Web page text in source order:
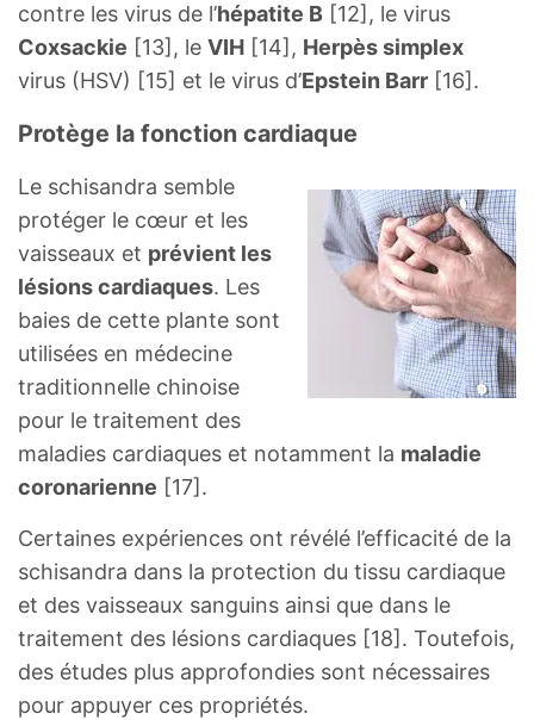
contre les virus de l’hépatite B [12], le virus
Coxsackie [13], le VIH [14], Herpès simplex
virus (HSV) [15] et le virus d’Epstein Barr [16].
Protège la fonction cardiaque
Le schisandra semble
protéger le cœur et les
vaisseaux et prévient les
lésions cardiaques. Les
baies de cette plante sont
utilisées en médecine
traditionnelle chinoise
pour le traitement des
maladies cardiaques et notamment la maladie
coronarienne [17].
Certaines expériences ont révélé l’efficacité de la
schisandra dans la protection du tissu cardiaque
et des vaisseaux sanguins ainsi que dans le
traitement des lésions cardiaques [18]. Toutefois,
des études plus approfondies sont nécessaires
pour appuyer ces propriétés.